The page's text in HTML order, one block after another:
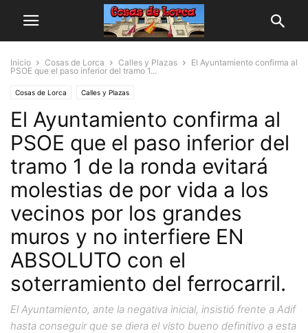
Inicio Cosas de Lorca Calles y Plazas
El Ayuntamiento confirma al
PSOE que el paso inferior del tramo 1...
Cosas de Lorca Calles y Plazas
El Ayuntamiento confirma al
PSOE que el paso inferior del
tramo 1 de la ronda evitará
molestias de por vida a los
vecinos por los grandes
muros y no interfiere EN
ABSOLUTO con el
soterramiento del ferrocarril.
El Ayuntamiento, ante la negativa inicial, insistió frente a Adif
hasta conseguir que se diera el visto bueno definitivo a esta